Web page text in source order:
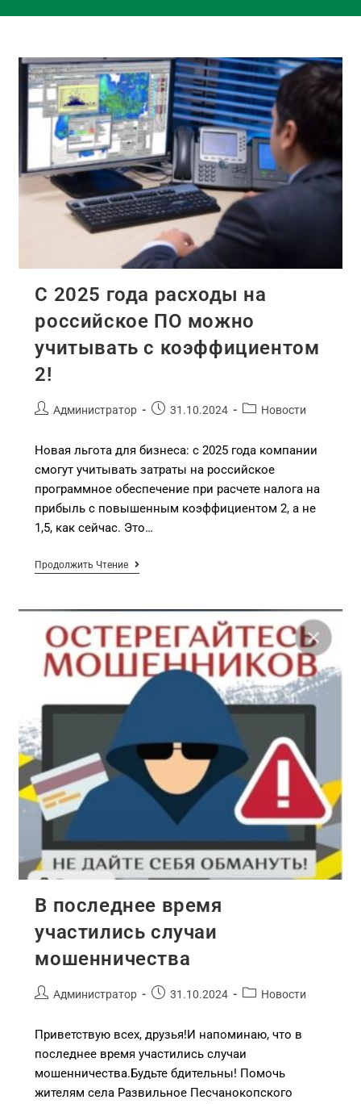
С 2025 года расходы на
российское ПО можно
учитывать с коэффициентом
2!
Администратор 31.10.2024 Новости
Новая льгота для бизнеса: с 2025 года компании
смогут учитывать затраты на российское
программное обеспечение при расчете налога на
прибыль с повышенным коэффициентом 2, а не
1,5, как сейчас. Это…
Продолжить Чтение
В последнее время
участились случаи
мошенничества
Администратор 31.10.2024 Новости
Приветствую всех, друзья!И напоминаю, что в
последнее время участились случаи
мошенничества.Будьте бдительны! Помочь
жителям села Развильное Песчанокопского